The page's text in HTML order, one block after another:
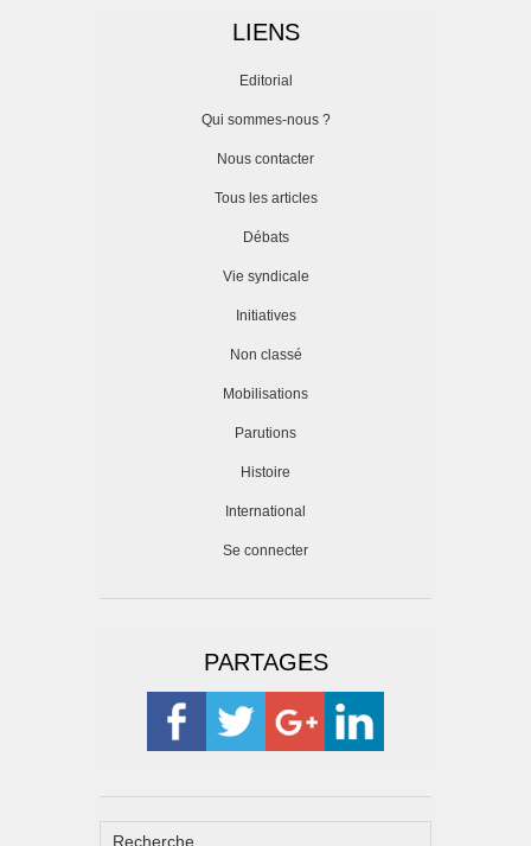
LIENS
Editorial
Qui sommes-nous ?
Nous contacter
Tous les articles
Débats
Vie syndicale
Initiatives
Non classé
Mobilisations
Parutions
Histoire
International
Se connecter
PARTAGES